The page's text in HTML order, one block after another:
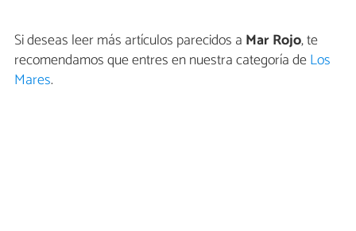
Si deseas leer más artículos parecidos a Mar Rojo, te
recomendamos que entres en nuestra categoría deLos
Mares.